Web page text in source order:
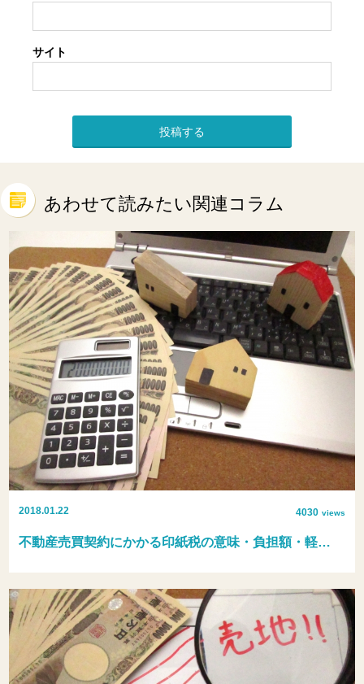
サイト
あわせて読みたい関連コラム
2018.01.22 4030 views
不動産売買契約にかかる印紙税の意味・負担額・軽…